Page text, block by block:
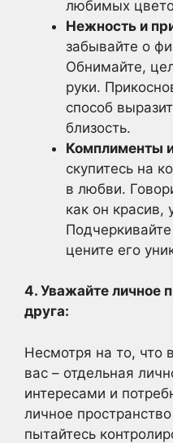
любимых
Нежность и
забывайте о
Обнимайте,
руки.
способ
близость.
Комплименты
скупитесь на
в любви.
как он красив,
цените его
4. Уважайте личное
друга:
Несмотря на то, что
вас – отдельная
интересами и
личное
пытайтесь